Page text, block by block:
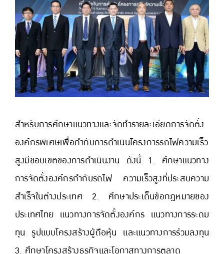
สำหรับการศึกษาแนวทางและจัดทํารายละเอียดการจัดตั้ง
องค์กรพิเศษเพื่อกํากับการดําเนินโครงการรถไฟความเร็ว
สูงมีขอบเขตของการดําเนินงาน ดังนี้ 1. ศึกษาแนวทาง
การจัดตั้งองค์กรกํากับรถไฟ ความเร็วสูงที่ประสบความ
สําเร็จในต่างประเทศ 2. ศึกษาประเด็นข้อกฎหมายของ
ประเทศไทย แนวทางการจัดตั้งองค์กร แนวทางการระดม
ทุน รูปแบบโครงสร้างผู้ถือหุ้น และแนวทางการร่วมลงทุน
3. ศึกษาโครงสร้างธุรกิจและโอกาสทางการตลาด